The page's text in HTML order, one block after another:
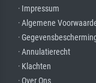
· Impressum
· Algemene
·
· Annulatierecht
· Klachten
· Over Ons